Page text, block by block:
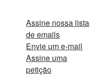
Assine nossa lista
de emails
Envie um e-mail
Assine uma
petição